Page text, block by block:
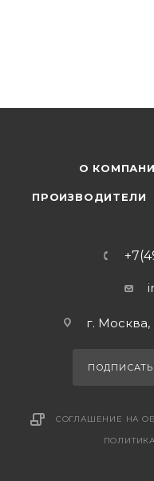
О
ПРОИЗВОДИТЕЛИ
г. Москва,
СОГЛАШЕНИЕ НА